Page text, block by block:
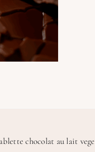
chocolat au lait